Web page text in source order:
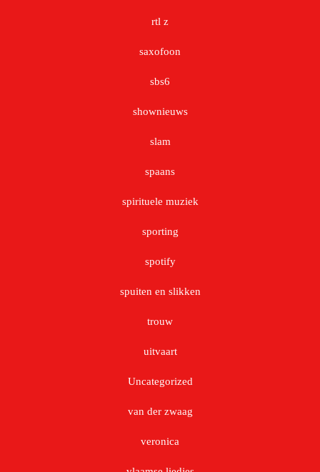
rtl z
saxofoon
sbs6
shownieuws
slam
spaans
spirituele muziek
sporting
spotify
spuiten en slikken
trouw
uitvaart
Uncategorized
van der zwaag
veronica